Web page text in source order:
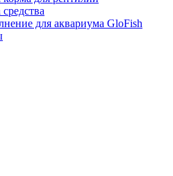
средства
для аквариума GloFish